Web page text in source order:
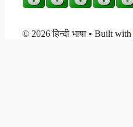
© 2026 हिन्दी भाषा • Built with